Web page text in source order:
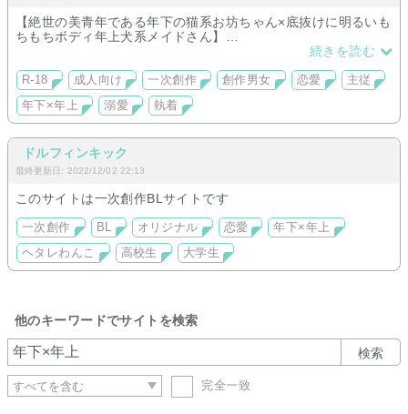
【絶世の美青年である年下の猫系お坊ちゃん×底抜けに明るいも
ちもちボディ年上犬系メイドさん】
陰気な美青年と明るいメイドさんの正反対なカプのお話を書き
性的な設定と描写多め。
基本的に相思相愛ですが一部過激な性表現も含まれるのでご注
意ください。
続きを読む
R-18 成人向け 一次創作 創作男女 恋愛
主従
年下×年上
溺愛 執着
ドルフィンキック
最終更新日: 2022/12/02 22:13
このサイトは一次創作BLサイトです
一次創作 BL オリジナル 恋愛
年下×年上
ヘタレわんこ
高校生 大学生
他のキーワードでサイトを検索
検索
完全一致